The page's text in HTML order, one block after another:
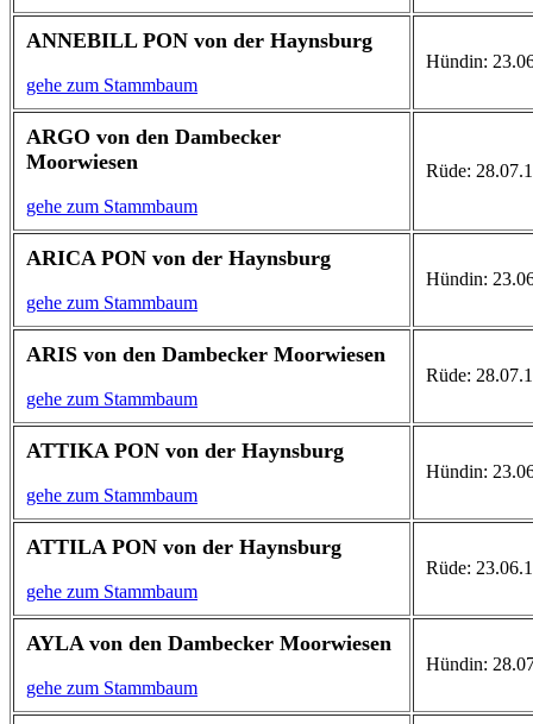
ANNEBILL PON von der Haynsburg
gehe zum Stammbaum
Hündin:
ARGO von den Dambecker
Moorwiesen
gehe zum Stammbaum
Rüde:
ARICA PON von der Haynsburg
gehe zum Stammbaum
Hündin:
ARIS von den Dambecker Moorwiesen
gehe zum Stammbaum
Rüde:
ATTIKA PON von der Haynsburg
gehe zum Stammbaum
Hündin:
ATTILA PON von der Haynsburg
gehe zum Stammbaum
Rüde:
AYLA von den Dambecker Moorwiesen
gehe zum Stammbaum
Hündin: